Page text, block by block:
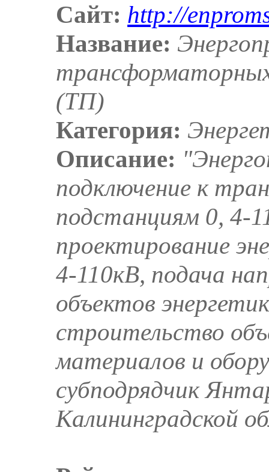
Сайт: http://
Название:
(ТП)
Категория:
Описание:
подключение к
подстанциям 0, 4-
проектирование
4-110кВ, подача
объектов
строительство
материалов и
субподрядчик
Калининградской